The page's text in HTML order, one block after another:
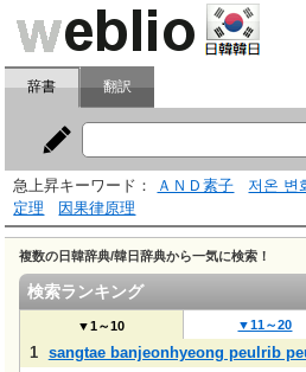
辞書 翻訳
急上昇キーワード： ＡＮＤ素子 저온 변
定理
因果律原理
複数の日韓辞典/韓日辞典から一気に検索！
検索ランキング
▼1～10 ▼11～20
1
sangtae banjeonhyeong peulrib